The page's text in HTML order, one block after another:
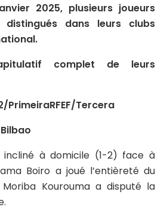
2025, plusieurs joueurs
dans leurs clubs
complet de leurs
PrimeiraRFEF/Tercera
incliné à domicile (1-2) face à
Boiro a joué l’entièreté du
Kourouma a disputé la